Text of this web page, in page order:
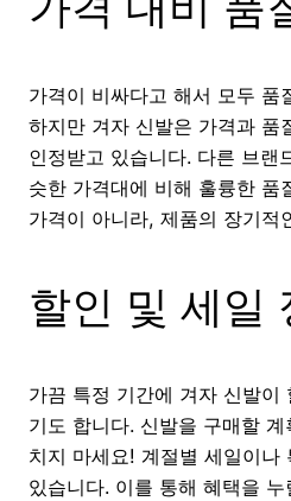
가격이 비싸다고 해서 모두 품
하지만 겨자 신발은 가격과 품
인정받고 있습니다. 다른 브랜
슷한 가격대에 비해 훌륭한 품
가격이 아니라, 제품의 장기적
할인 및 세일
가끔 특정 기간에 겨자 신발이
기도 합니다. 신발을 구매할
치지 마세요! 계절별 세일이나
있습니다. 이를 통해 혜택을